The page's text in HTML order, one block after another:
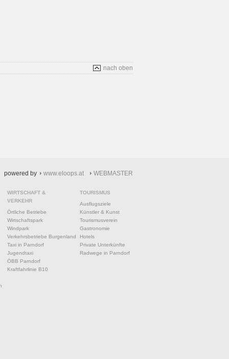
nach oben
powered by www.eloops.at WEBMASTER
WIRTSCHAFT &
VERKEHR
Örtliche Betriebe
Wirtschaftspark
Windpark
Verkehrsbetriebe Burgenland
Taxi in Parndorf
Jugendtaxi
ÖBB Parndorf
Kraftfahrlinie B10
TOURISMUS
Ausflugsziele
Künstler & Kunst
Tourismusverein
Gastronomie
Hotels
Private Unterkünfte
Radwege in Parndorf